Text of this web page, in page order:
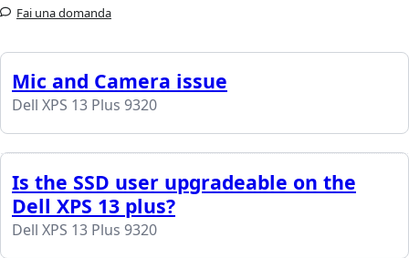
Fai una domanda
Mic and Camera issue
Dell XPS 13 Plus 9320
Is the SSD user upgradeable on the
Dell XPS 13 plus?
Dell XPS 13 Plus 9320